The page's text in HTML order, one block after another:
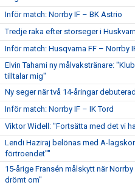
Inför match: Norrby IF – BK Astrio
Tredje raka efter storseger i
Inför match: Husqvarna FF – Norrby
Elvin Tahami ny målvakstränare:
tilltalar mig"
Ny seger när två 14-åringar
Inför match: Norrby IF – IK Tord
Viktor Widell: "Fortsätta med det vi
Lendi Haziraj belönas med A-
förtroendet""
15-årige Fransén målskytt när
drömt om"